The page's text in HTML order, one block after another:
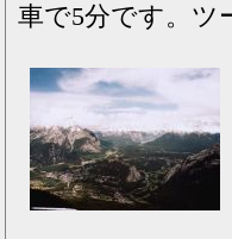
車で5分です。ツ